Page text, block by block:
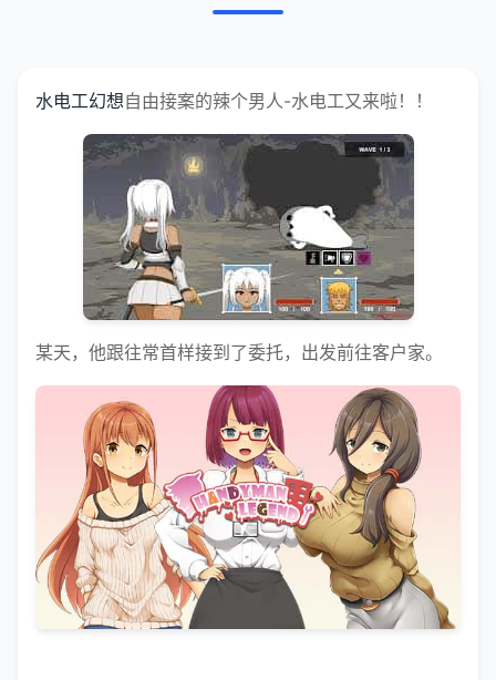
水电工幻想自由接案的辣个男人-水电工又来啦！！
某天，他跟往常首样接到了委托，出发前往客户家。